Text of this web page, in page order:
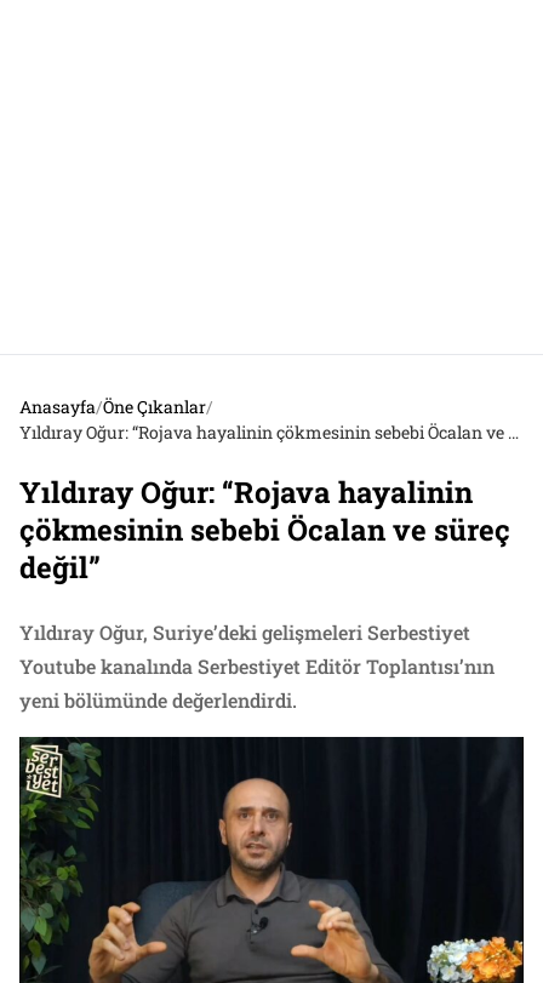
Anasayfa/Öne Çıkanlar/
Yıldıray Oğur: “Rojava hayalinin çökmesinin sebebi Öcalan ve süreç değil”
Yıldıray Oğur: “Rojava hayalinin
çökmesinin sebebi Öcalan ve süreç
değil”
Yıldıray Oğur, Suriye’deki gelişmeleri Serbestiyet
Youtube kanalında Serbestiyet Editör Toplantısı’nın
yeni bölümünde değerlendirdi.